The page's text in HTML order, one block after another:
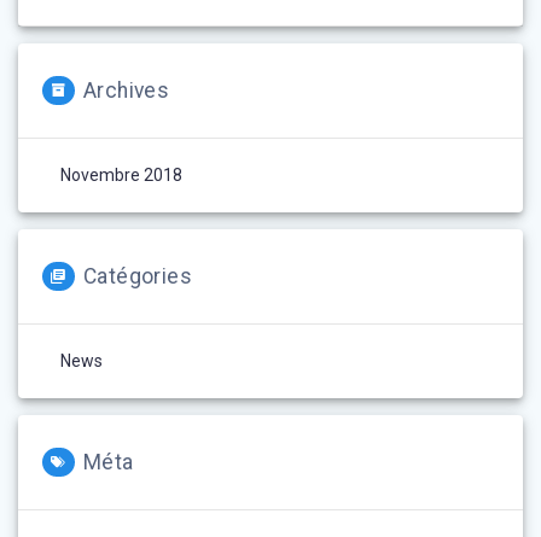
Archives
Novembre 2018
Catégories
News
Méta